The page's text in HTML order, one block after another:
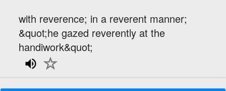
with reverence; in a reverent manner;
&quot;he gazed reverently at the
handiwork&quot;